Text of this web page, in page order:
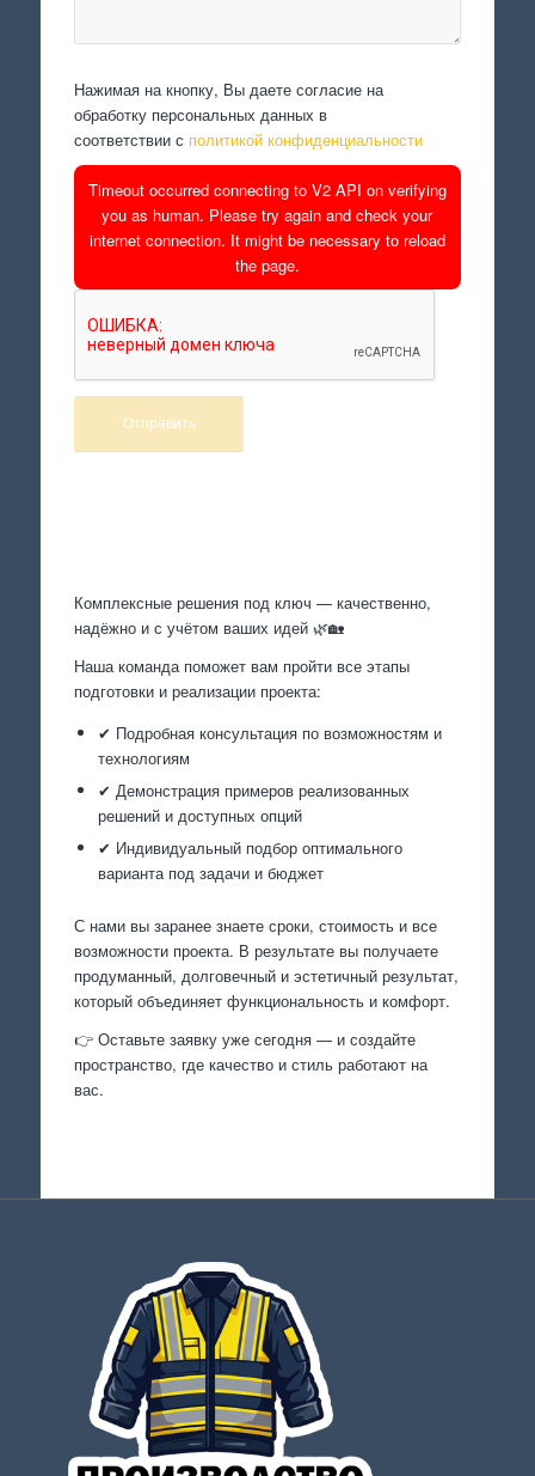
Нажимая на кнопку, Вы даете согласие на
обработку персональных данных в
соответствии с политикой конфиденциальности
Timeout occurred connecting to V2 API on verifying
you as human. Please try again and check your
internet connection. It might be necessary to reload
the page.
Комплексные решения под ключ — качественно,
надёжно и с учётом ваших идей 🌿🏡
Наша команда поможет вам пройти все этапы
подготовки и реализации проекта:
✔ Подробная консультация по возможностям и
технологиям
✔ Демонстрация примеров реализованных
решений и доступных опций
✔ Индивидуальный подбор оптимального
варианта под задачи и бюджет
С нами вы заранее знаете сроки, стоимость и все
возможности проекта. В результате вы получаете
продуманный, долговечный и эстетичный результат,
который объединяет функциональность и комфорт.
👉 Оставьте заявку уже сегодня — и создайте
пространство, где качество и стиль работают на
вас.